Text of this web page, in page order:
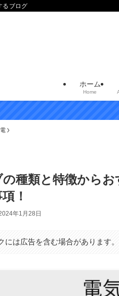
るブログ
ホーム
Home
の種類と特徴から
！
年1月28日
には広告を含む場合があります。